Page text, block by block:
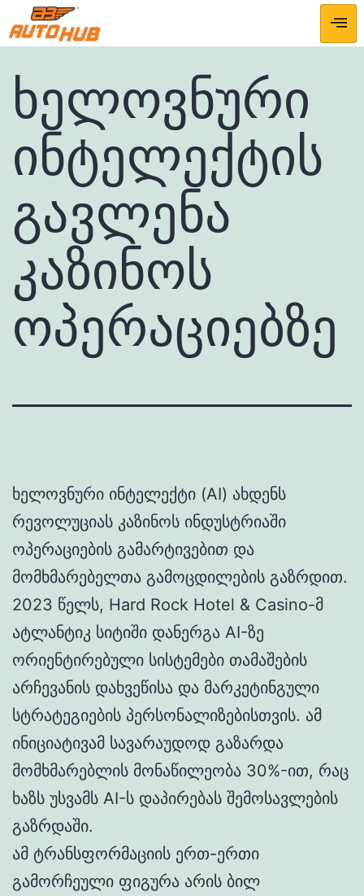
ხელოვნური
ინტელექტის
გავლენა
კაზინოს
ოპერაციებზე
ხელოვნური ინტელექტი (AI) ახდენს
რევოლუციას კაზინოს ინდუსტრიაში
ოპერაციების გამარტივებით და
მომხმარებელთა გამოცდილების გაზრდით.
2023 წელს, Hard Rock Hotel & Casino-მ
ატლანტიკ სიტიში დანერგა AI-ზე
ორიენტირებული სისტემები თამაშების
არჩევანის დახვეწისა და მარკეტინგული
სტრატეგიების პერსონალიზებისთვის. ამ
ინიციატივამ სავარაუდოდ გაზარდა
მომხმარებლის მონაწილეობა 30%-ით, რაც
ხაზს უსვამს AI-ს დაპირებას შემოსავლების
გაზრდაში.
ამ ტრანსფორმაციის ერთ-ერთი
გამორჩეული ფიგურა არის ბილ